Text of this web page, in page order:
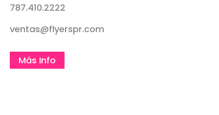
787.410.2222
ventas@flyerspr.com
Más Info